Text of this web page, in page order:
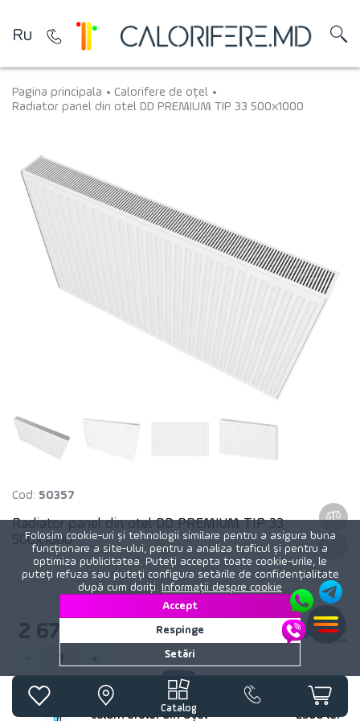
Ru
Catalog
Pagina principala
Calorifere de oțel
Radiator panel din otel DD PREMIUM TIP 33 500x1000
Cod: 50357
Radiator panel din otel DD PREMIUM TIP 33
500x1000
2 670
- +
Instalarea radiatorului sau
caloriferului din oțel
Preț
2500 lei
Folosim cookie-uri și tehnologii similare pentru a asigura buna
funcționare a site-ului, pentru a analiza traficul și pentru a
optimiza publicitatea. Puteți accepta toate cookie-urile, le
puteți refuza sau puteți configura setările de confidențialitate
după cum doriți.
Informații despre cookie
Accept
Respinge
Setări